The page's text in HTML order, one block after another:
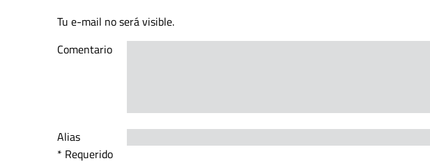
Tu e-mail no será visible.
Comentario
Alias
* Requerido